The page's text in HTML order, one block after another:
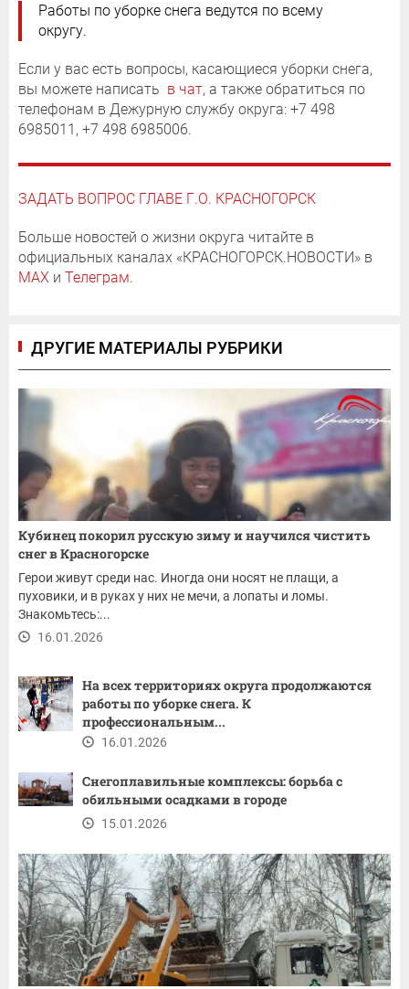
Работы по уборке снега ведутся по всему
округу.
Если у вас есть вопросы, касающиеся уборки снега,
вы можете написать в чат, а также обратиться по
телефонам в Дежурную службу округа: +7 498
6985011, +7 498 6985006.
ЗАДАТЬ ВОПРОС ГЛАВЕ Г.О. КРАСНОГОРСК
Больше новостей о жизни округа читайте в
официальных каналах «КРАСНОГОРСК.НОВОСТИ» в
MAX и Телеграм.
ДРУГИЕ МАТЕРИАЛЫ РУБРИКИ
Кубинец покорил русскую зиму и научился чистить
снег в Красногорске
Герои живут среди нас. Иногда они носят не плащи, а
пуховики, и в руках у них не мечи, а лопаты и ломы.
Знакомьтесь:...
16.01.2026
На всех территориях округа продолжаются
работы по уборке снега. К
профессиональным...
16.01.2026
Снегоплавильные комплексы: борьба с
обильными осадками в городе
15.01.2026